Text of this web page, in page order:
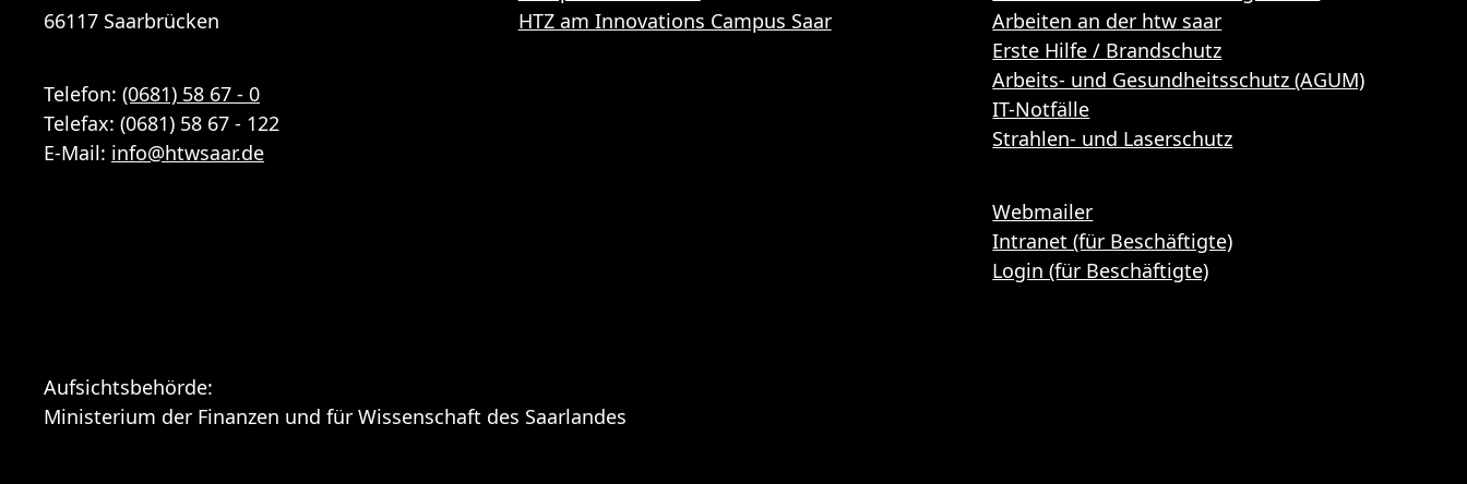
66117 Saarbrücken
Telefon: (0681) 58 67 - 0
Telefax: (0681) 58 67 - 122
E-Mail: info@htwsaar.de
HTZ am Innovations Campus Saar
Arbeiten an der htw saar
Erste Hilfe / Brandschutz
Arbeits- und Gesundheitsschutz (AGUM)
IT-Notfälle
Strahlen- und Laserschutz
Webmailer
Intranet (für Beschäftigte)
Login (für Beschäftigte)
Aufsichtsbehörde:
Ministerium der Finanzen und für Wissenschaft des Saarlandes